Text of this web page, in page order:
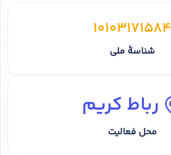
10103171584
شناسهٔ ملی
رباط کریم
محل فعالیت